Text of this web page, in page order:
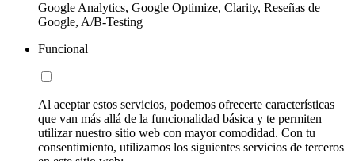
Google Analytics, Google Optimize, Clarity, Reseñas de
Google, A/B-Testing
Funcional
Al aceptar estos servicios, podemos ofrecerte características
que van más allá de la funcionalidad básica y te permiten
utilizar nuestro sitio web con mayor comodidad. Con tu
consentimiento, utilizamos los siguientes servicios de terceros